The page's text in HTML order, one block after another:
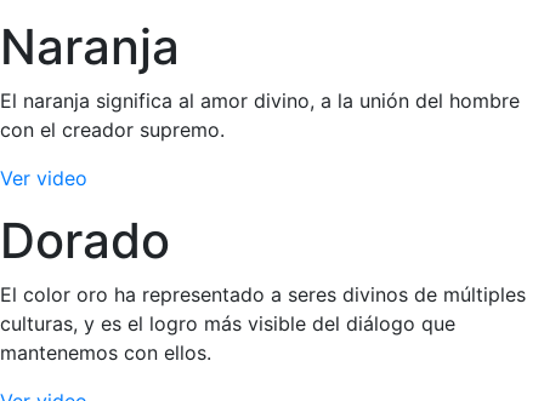
Naranja
El naranja significa al amor divino, a la unión del hombre
con el creador supremo.
Ver video
Dorado
El color oro ha representado a seres divinos de múltiples
culturas, y es el logro más visible del diálogo que
mantenemos con ellos.